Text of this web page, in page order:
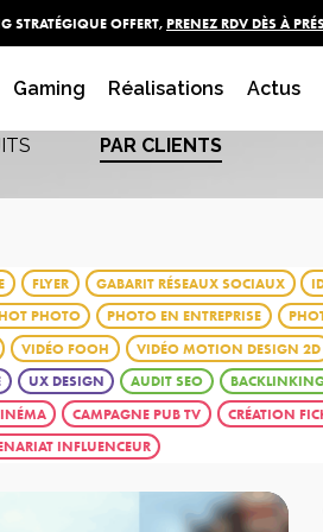
STRATÉGIQUE OFFERT, PRENEZ RDV DÈS À
Gaming Réalisations Actus
de l'agence
PAR CLIENTS
AUDIT SEO
CAMPAGNE PUB TV CRÉATION
FLYER GABARIT RÉSEAUX SOCIAUX
PHOTO
INFLUENCEUR
PHOTO EN ENTREPRISE
UX DESIGN
VIDÉO FOOH VIDÉO MOTION DESIGN 2D